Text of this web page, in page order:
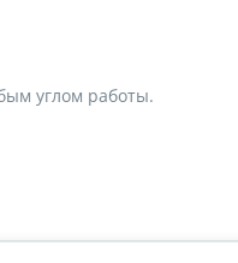
углом работы.